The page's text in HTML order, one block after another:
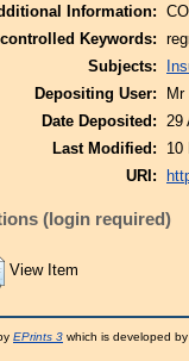
Information:
Keywords:
Subjects:
Depositing User:
Date Deposited:
29
Last Modified:
10
URI:
(login required)
View Item
EPrints 3 which is developed